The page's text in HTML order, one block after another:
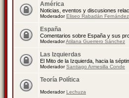
América
Noticias, eventos y discusiones
ModeradorEliseo Rabadán Fernández
España
Comentarios sobre España y sus
ModeradorAtilana Guerrero Sánchez
Las Izquierdas
El Mito de la Izquierda, hacia la
ModeradorSantiago Armesilla Conde
Teoría Política
ModeradorLechuza